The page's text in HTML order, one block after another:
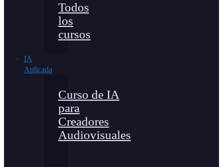
Todos
los
cursos
IA
Aplicada
Curso de IA
para
Creadores
Audiovisuales